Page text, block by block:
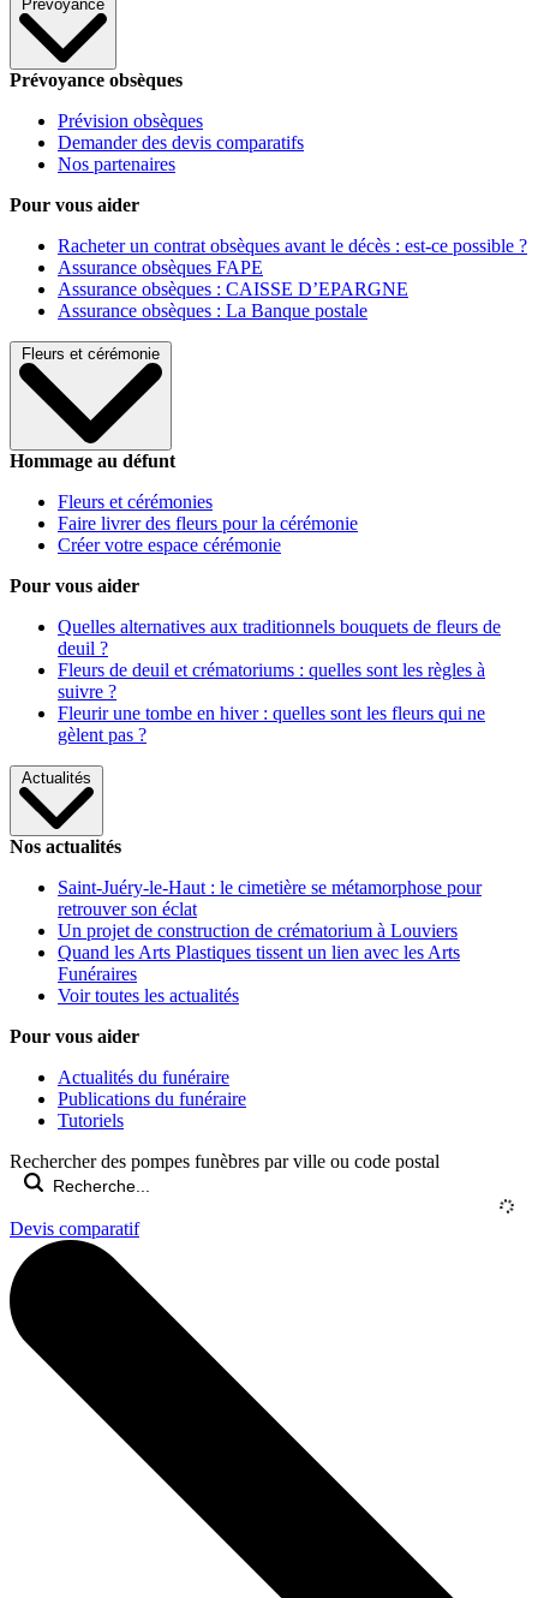
Prévoyance
Prévoyance obsèques
Prévision obsèques
Demander des devis comparatifs
Nos partenaires
Pour vous aider
Racheter un contrat obsèques avant le décès : est-ce possible ?
Assurance obsèques FAPE
Assurance obsèques : CAISSE D’EPARGNE
Assurance obsèques : La Banque postale
Fleurs et cérémonie
Hommage au défunt
Fleurs et cérémonies
Faire livrer des fleurs pour la cérémonie
Créer votre espace cérémonie
Pour vous aider
Quelles alternatives aux traditionnels bouquets de fleurs de
deuil ?
Fleurs de deuil et crématoriums : quelles sont les règles à
suivre ?
Fleurir une tombe en hiver : quelles sont les fleurs qui ne
gèlent pas ?
Actualités
Nos actualités
Saint-Juéry-le-Haut : le cimetière se métamorphose pour
retrouver son éclat
Un projet de construction de crématorium à Louviers
Quand les Arts Plastiques tissent un lien avec les Arts
Funéraires
Voir toutes les actualités
Pour vous aider
Actualités du funéraire
Publications du funéraire
Tutoriels
Rechercher des pompes funèbres par ville ou code postal
Devis comparatif